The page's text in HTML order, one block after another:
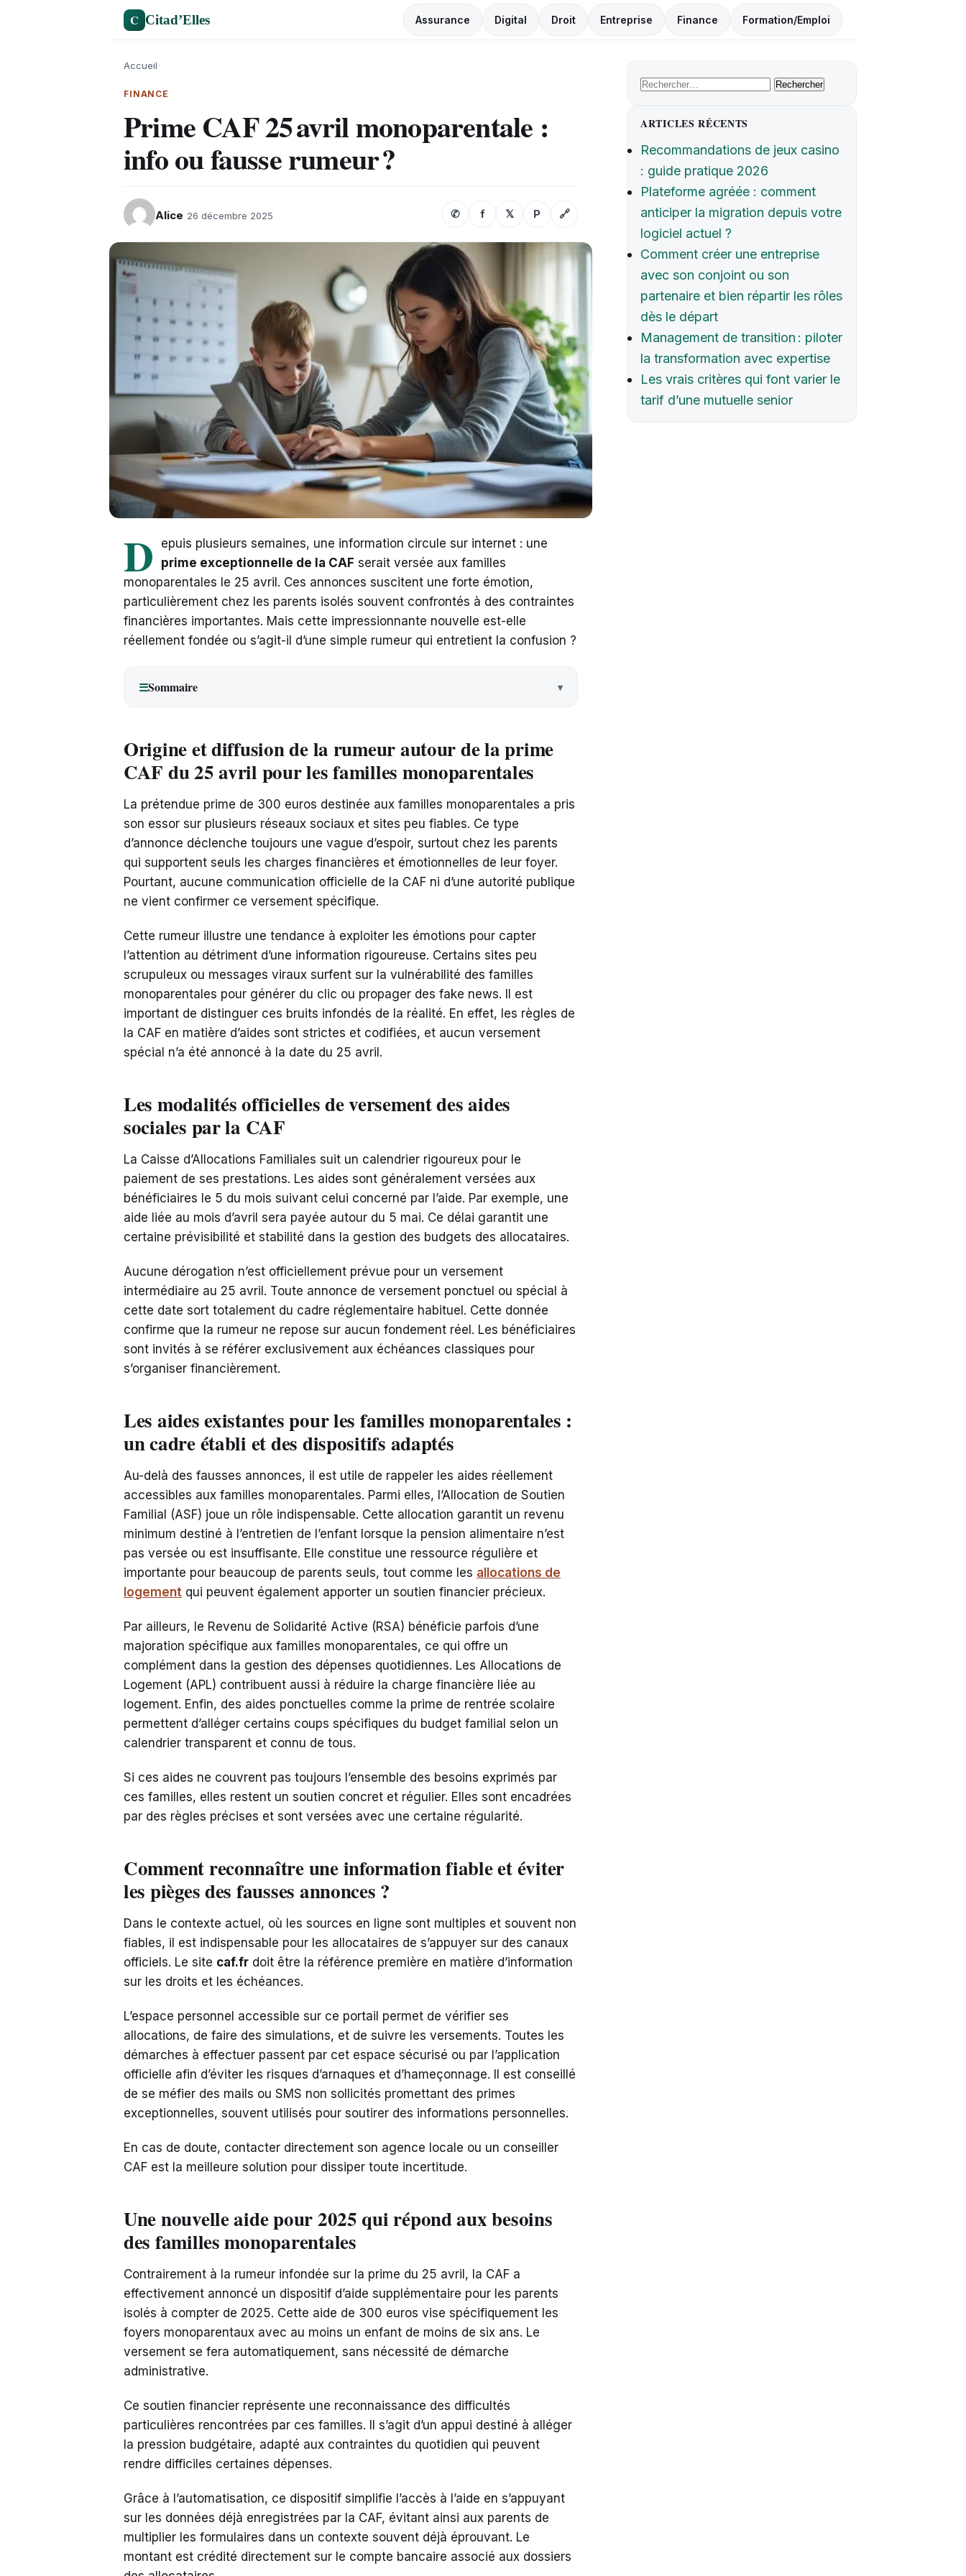
C Citad’Elles Assurance Digital Droit Entreprise Finance Formation/Emploi
Accueil›
FINANCE
Prime CAF 25 avril monoparentale :
info ou fausse rumeur ?
Alice 26 décembre 2025 ✆ f 𝕏 P 🔗
D
epuis plusieurs semaines, une information circule sur internet : une
prime exceptionnelle de la CAF serait versée aux familles
monoparentales le 25 avril. Ces annonces suscitent une forte émotion,
particulièrement chez les parents isolés souvent confrontés à des contraintes
financières importantes. Mais cette impressionnante nouvelle est-elle
réellement fondée ou s’agit-il d’une simple rumeur qui entretient la confusion ?
☰Sommaire
Origine et diffusion de la rumeur autour de la prime
CAF du 25 avril pour les familles monoparentales
La prétendue prime de 300 euros destinée aux familles monoparentales a pris
son essor sur plusieurs réseaux sociaux et sites peu fiables. Ce type
d’annonce déclenche toujours une vague d’espoir, surtout chez les parents
qui supportent seuls les charges financières et émotionnelles de leur foyer.
Pourtant, aucune communication officielle de la CAF ni d’une autorité publique
ne vient confirmer ce versement spécifique.
Cette rumeur illustre une tendance à exploiter les émotions pour capter
l’attention au détriment d’une information rigoureuse. Certains sites peu
scrupuleux ou messages viraux surfent sur la vulnérabilité des familles
monoparentales pour générer du clic ou propager des fake news. Il est
important de distinguer ces bruits infondés de la réalité. En effet, les règles de
la CAF en matière d’aides sont strictes et codifiées, et aucun versement
spécial n’a été annoncé à la date du 25 avril.
Les modalités officielles de versement des aides
sociales par la CAF
La Caisse d’Allocations Familiales suit un calendrier rigoureux pour le
paiement de ses prestations. Les aides sont généralement versées aux
bénéficiaires le 5 du mois suivant celui concerné par l’aide. Par exemple, une
aide liée au mois d’avril sera payée autour du 5 mai. Ce délai garantit une
certaine prévisibilité et stabilité dans la gestion des budgets des allocataires.
Aucune dérogation n’est officiellement prévue pour un versement
intermédiaire au 25 avril. Toute annonce de versement ponctuel ou spécial à
cette date sort totalement du cadre réglementaire habituel. Cette donnée
confirme que la rumeur ne repose sur aucun fondement réel. Les bénéficiaires
sont invités à se référer exclusivement aux échéances classiques pour
s’organiser financièrement.
Les aides existantes pour les familles monoparentales :
un cadre établi et des dispositifs adaptés
Au-delà des fausses annonces, il est utile de rappeler les aides réellement
accessibles aux familles monoparentales. Parmi elles, l’Allocation de Soutien
Familial (ASF) joue un rôle indispensable. Cette allocation garantit un revenu
minimum destiné à l’entretien de l’enfant lorsque la pension alimentaire n’est
pas versée ou est insuffisante. Elle constitue une ressource régulière et
importante pour beaucoup de parents seuls, tout comme les allocations de
logement qui peuvent également apporter un soutien financier précieux.
Par ailleurs, le Revenu de Solidarité Active (RSA) bénéficie parfois d’une
majoration spécifique aux familles monoparentales, ce qui offre un
complément dans la gestion des dépenses quotidiennes. Les Allocations de
Logement (APL) contribuent aussi à réduire la charge financière liée au
logement. Enfin, des aides ponctuelles comme la prime de rentrée scolaire
permettent d’alléger certains coups spécifiques du budget familial selon un
calendrier transparent et connu de tous.
Si ces aides ne couvrent pas toujours l’ensemble des besoins exprimés par
ces familles, elles restent un soutien concret et régulier. Elles sont encadrées
par des règles précises et sont versées avec une certaine régularité.
Comment reconnaître une information fiable et éviter
les pièges des fausses annonces ?
Dans le contexte actuel, où les sources en ligne sont multiples et souvent non
fiables, il est indispensable pour les allocataires de s’appuyer sur des canaux
officiels. Le site caf.fr doit être la référence première en matière d’information
sur les droits et les échéances.
L’espace personnel accessible sur ce portail permet de vérifier ses
allocations, de faire des simulations, et de suivre les versements. Toutes les
démarches à effectuer passent par cet espace sécurisé ou par l’application
officielle afin d’éviter les risques d’arnaques et d’hameçonnage. Il est conseillé
de se méfier des mails ou SMS non sollicités promettant des primes
exceptionnelles, souvent utilisés pour soutirer des informations personnelles.
En cas de doute, contacter directement son agence locale ou un conseiller
CAF est la meilleure solution pour dissiper toute incertitude.
Une nouvelle aide pour 2025 qui répond aux besoins
des familles monoparentales
Contrairement à la rumeur infondée sur la prime du 25 avril, la CAF a
effectivement annoncé un dispositif d’aide supplémentaire pour les parents
isolés à compter de 2025. Cette aide de 300 euros vise spécifiquement les
foyers monoparentaux avec au moins un enfant de moins de six ans. Le
versement se fera automatiquement, sans nécessité de démarche
administrative.
Ce soutien financier représente une reconnaissance des difficultés
particulières rencontrées par ces familles. Il s’agit d’un appui destiné à alléger
la pression budgétaire, adapté aux contraintes du quotidien qui peuvent
rendre difficiles certaines dépenses.
Grâce à l’automatisation, ce dispositif simplifie l’accès à l’aide en s’appuyant
sur les données déjà enregistrées par la CAF, évitant ainsi aux parents de
multiplier les formulaires dans un contexte souvent déjà éprouvant. Le
montant est crédité directement sur le compte bancaire associé aux dossiers
Rechercher :
ARTICLES RÉCENTS
Recommandations de jeux casino
: guide pratique 2026
Plateforme agréée : comment
anticiper la migration depuis votre
logiciel actuel ?
Comment créer une entreprise
avec son conjoint ou son
partenaire et bien répartir les rôles
dès le départ
Management de transition : piloter
la transformation avec expertise
Les vrais critères qui font varier le
tarif d’une mutuelle senior